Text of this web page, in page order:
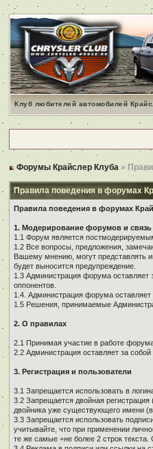
Клуб любителей автомобилей
Форумы Крайслер Клуба »
Правила поведения в форумах
Правила поведения в форумах
1. Модерирование форумов и связь
1.1 Форум является
1.2 Все вопросы, предложения,
Вашему мнению, могут представлять
будет выносится предупреждение.
1.3 Администрация форума оставляет
оппонентов.
1.4. Администрация форума оставляет
1.5 Решения, принимаемые
2. О правилах
2.1 Принимая участие в работе
2.2 Администрация оставляет за
3. Регистрация и пользователи
3.1 Запрещается использовать в
3.2 Запрещается двойная
двойника уже существующего имени
3.3 Запрещается использовать
учитывайте, что при применении
те же самые +не более 2 строк